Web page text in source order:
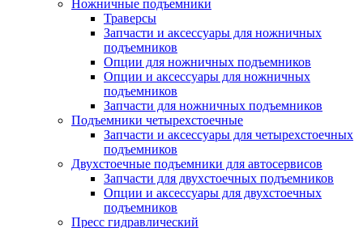
Ножничные подъемники
Траверсы
Запчасти и аксессуары для ножничных
подъемников
Опции для ножничных подъемников
Опции и аксессуары для ножничных
подъемников
Запчасти для ножничных подъемников
Подъемники четырехстоечные
Запчасти и аксессуары для четырехстоечных
подъемников
Двухстоечные подъемники для автосервисов
Запчасти для двухстоечных подъемников
Опции и аксессуары для двухстоечных
подъемников
Пресс гидравлический